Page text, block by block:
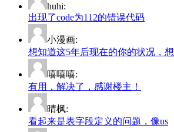
huhi:
出现了code为112的错误代码
小漫画:
想知道这5年后现在的你的状况，想
嘻嘻嘻:
有用，解决了，感谢楼主！
晴枫:
看起来是表字段定义的问题，像us